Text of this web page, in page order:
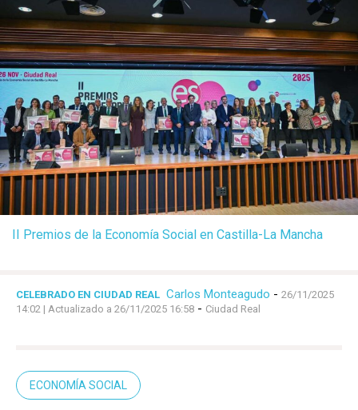
II Premios de la Economía Social en Castilla-La Mancha
CELEBRADO EN CIUDAD REAL Carlos Monteagudo - 26/11/2025
14:02 | Actualizado a 26/11/2025 16:58 - Ciudad Real
ECONOMÍA SOCIAL